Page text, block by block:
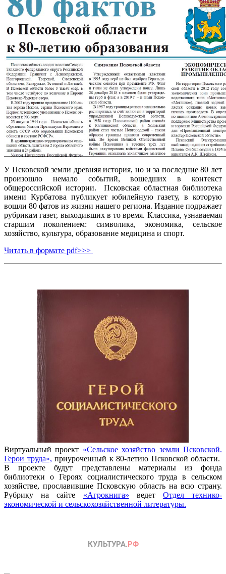
У Псковской земли древняя история, но и за последние 80 лет
произошло немало событий, вошедших в контекст
общероссийской истории. Псковская областная библиотека
имени Курбатова публикует юбилейную газету, в которую
вошли 80 фатов из жизни нашего региона. Издание подражает
рубрикам газет, выходивших в то время. Классика, узнаваемая
старшим поколением: символика, экономика, сельское
хозяйство, культура, образование медицина и спорт.
Читать в формате pdf>>>
Виртуальный проект «Сельское хозяйство земли Псковской.
Герои труда», приуроченный к 80-летию Псковской области.
В проекте будут представлены материалы из фонда
библиотеки о Героях социалистического труда в сельском
хозяйстве, прославившие Псковскую область на всю страну.
Рубрику на сайте «Агрокнига» ведет Отдел технико-
экономической и сельскохозяйственной литературы.